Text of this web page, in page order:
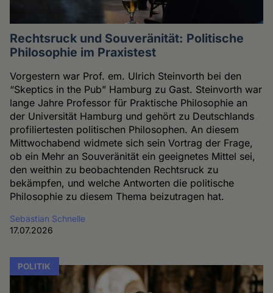
Rechtsruck und Souveränität: Politische
Philosophie im Praxistest
Vorgestern war Prof. em. Ulrich Steinvorth bei den
“Skeptics in the Pub” Hamburg zu Gast. Steinvorth war
lange Jahre Professor für Praktische Philosophie an
der Universität Hamburg und gehört zu Deutschlands
profiliertesten politischen Philosophen. An diesem
Mittwochabend widmete sich sein Vortrag der Frage,
ob ein Mehr an Souveränität ein geeignetes Mittel sei,
den weithin zu beobachtenden Rechtsruck zu
bekämpfen, und welche Antworten die politische
Philosophie zu diesem Thema beizutragen hat.
Sebastian Schnelle
17.07.2026
POLITIK